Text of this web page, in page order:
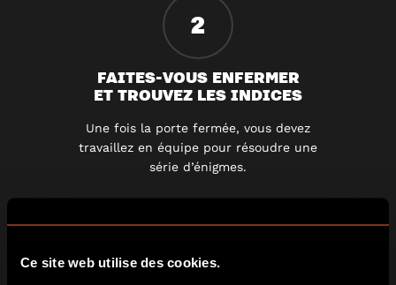
Ce site web utilise des cookies.
2
FAITES-VOUS ENFERMER
ET TROUVEZ LES INDICES
Une fois la porte fermée, vous devez
travaillez en équipe pour résoudre une
série d’énigmes.
3